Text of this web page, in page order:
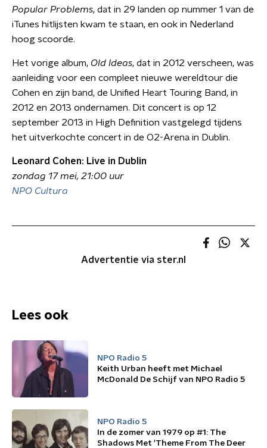
Popular Problems, dat in 29 landen op nummer 1 van de
iTunes hitlijsten kwam te staan, en ook in Nederland
hoog scoorde.
Het vorige album, Old Ideas, dat in 2012 verscheen, was
aanleiding voor een compleet nieuwe wereldtour die
Cohen en zijn band, de Unified Heart Touring Band, in
2012 en 2013 ondernamen. Dit concert is op 12
september 2013 in High Definition vastgelegd tijdens
het uitverkochte concert in de O2-Arena in Dublin.
Leonard Cohen: Live in Dublin
zondag 17 mei, 21:00 uur
NPO Cultura
Advertentie via ster.nl
Lees ook
NPO Radio 5
Keith Urban heeft met Michael
McDonald De Schijf van NPO Radio 5
NPO Radio 5
In de zomer van 1979 op #1: The
Shadows Met 'Theme From The Deer